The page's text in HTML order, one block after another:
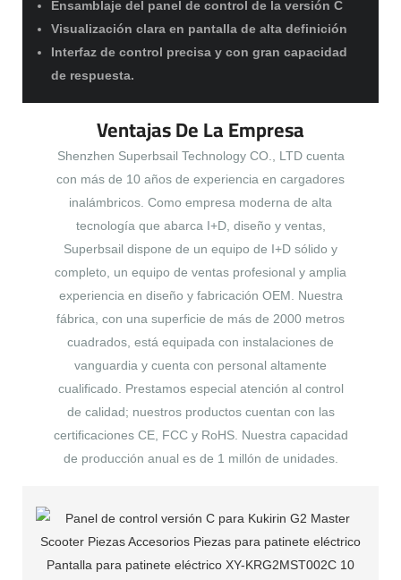
Ensamblaje del panel de control de la versión C
Visualización clara en pantalla de alta definición
Interfaz de control precisa y con gran capacidad
de respuesta.
Ventajas De La Empresa
Shenzhen Superbsail Technology CO., LTD cuenta
con más de 10 años de experiencia en cargadores
inalámbricos. Como empresa moderna de alta
tecnología que abarca I+D, diseño y ventas,
Superbsail dispone de un equipo de I+D sólido y
completo, un equipo de ventas profesional y amplia
experiencia en diseño y fabricación OEM. Nuestra
fábrica, con una superficie de más de 2000 metros
cuadrados, está equipada con instalaciones de
vanguardia y cuenta con personal altamente
cualificado. Prestamos especial atención al control
de calidad; nuestros productos cuentan con las
certificaciones CE, FCC y RoHS. Nuestra capacidad
de producción anual es de 1 millón de unidades.